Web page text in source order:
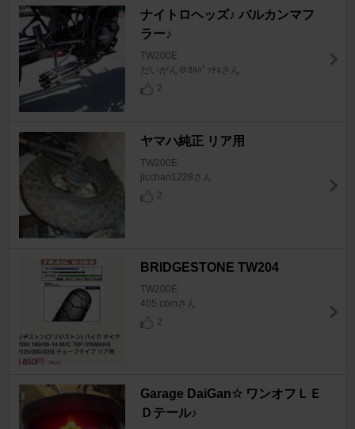
ナイトロヘッズ♪ バルカンマフ
ラー♪
TW200E
だいがん＠ｶﾙﾊﾟｯﾁｮさん
2
ヤマハ純正 リア用
TW200E
jicchan1228さん
2
BRIDGESTONE TW204
TW200E
405.comさん
2
Garage DaiGan☆ ワンオフＬＥ
Ｄテール♪